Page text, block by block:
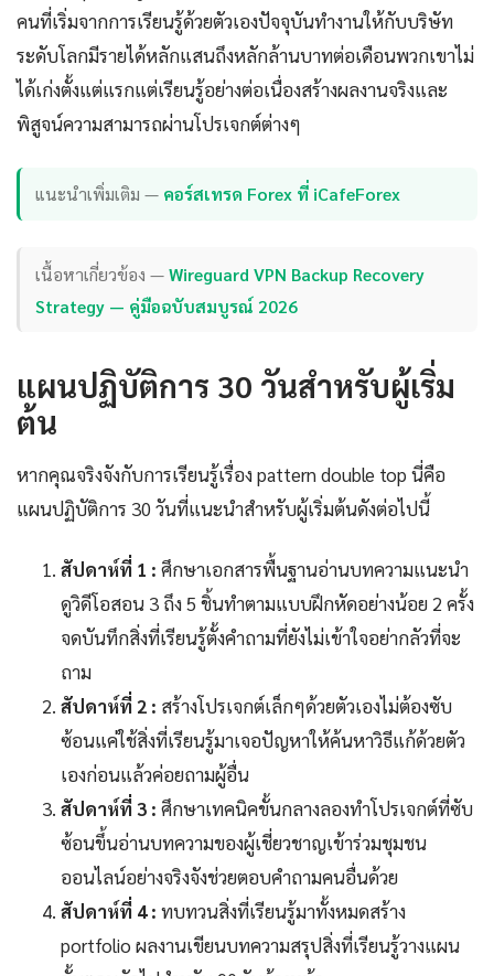
คนที่เริ่มจากการเรียนรู้ด้วยตัวเองปัจจุบันทำงานให้กับบริษัท
ระดับโลกมีรายได้หลักแสนถึงหลักล้านบาทต่อเดือนพวกเขาไม่
ได้เก่งตั้งแต่แรกแต่เรียนรู้อย่างต่อเนื่องสร้างผลงานจริงและ
พิสูจน์ความสามารถผ่านโปรเจกต์ต่างๆ
แนะนำเพิ่มเติม — คอร์สเทรด Forex ที่ iCafeForex
เนื้อหาเกี่ยวข้อง —Wireguard VPN Backup Recovery
Strategy — คู่มือฉบับสมบูรณ์ 2026
แผนปฏิบัติการ 30 วันสำหรับผู้เริ่ม
ต้น
หากคุณจริงจังกับการเรียนรู้เรื่อง pattern double top นี่คือ
แผนปฏิบัติการ 30 วันที่แนะนำสำหรับผู้เริ่มต้นดังต่อไปนี้
สัปดาห์ที่ 1 : ศึกษาเอกสารพื้นฐานอ่านบทความแนะนำ
ดูวิดีโอสอน 3 ถึง 5 ชิ้นทำตามแบบฝึกหัดอย่างน้อย 2 ครั้ง
จดบันทึกสิ่งที่เรียนรู้ตั้งคำถามที่ยังไม่เข้าใจอย่ากลัวที่จะ
ถาม
สัปดาห์ที่ 2 : สร้างโปรเจกต์เล็กๆด้วยตัวเองไม่ต้องซับ
ซ้อนแค่ใช้สิ่งที่เรียนรู้มาเจอปัญหาให้ค้นหาวิธีแก้ด้วยตัว
เองก่อนแล้วค่อยถามผู้อื่น
สัปดาห์ที่ 3 : ศึกษาเทคนิคขั้นกลางลองทำโปรเจกต์ที่ซับ
ซ้อนขึ้นอ่านบทความของผู้เชี่ยวชาญเข้าร่วมชุมชน
ออนไลน์อย่างจริงจังช่วยตอบคำถามคนอื่นด้วย
สัปดาห์ที่ 4 : ทบทวนสิ่งที่เรียนรู้มาทั้งหมดสร้าง
portfolio ผลงานเขียนบทความสรุปสิ่งที่เรียนรู้วางแผน